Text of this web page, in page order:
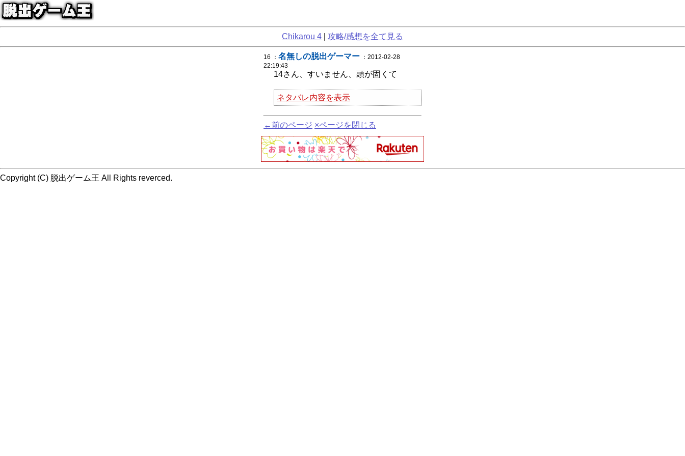
Chikarou 4 攻略/感想を全て見る
16 ： 名無しの脱出ゲーマー ：2012-02-28
22:19:43
14さん、すいません、頭が固くて
ネタバレ内容を表示
←前のページ ×ページを閉じる
Copyright (C) 脱出ゲーム王 All Rights reverced.